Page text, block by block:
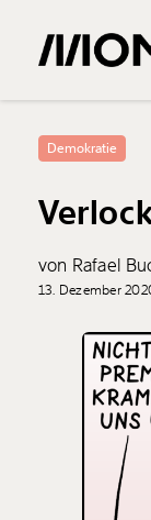
0Treffer
Demokratie
von Rafael
13. Dezember